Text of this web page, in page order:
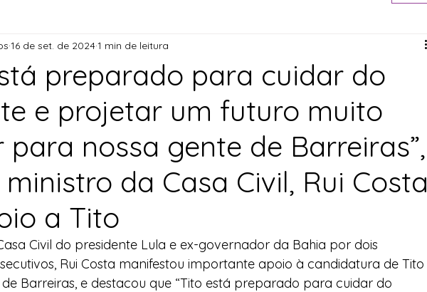
Sociais Notícias
Saúde Projetos de Lei Política Lula
Indicação Água Agricultura Familiar
Social Agricultura Familiar
Alimentar Direitos Humanos Esporte
preparado para cuidar do
e projetar um futuro muito
para nossa gente de Barreiras”,
da Casa Civil, Rui Costa
a Tito
16 de set. de 20241 min de leitura
Civil do presidente Lula e ex-governador da Bahia por dois
Rui Costa manifestou importante apoio à candidatura de Tito
Barreiras, e destacou que “Tito está preparado para cuidar do